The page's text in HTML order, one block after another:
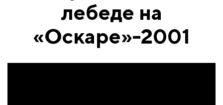
лебеде на
«Оскаре»-2001